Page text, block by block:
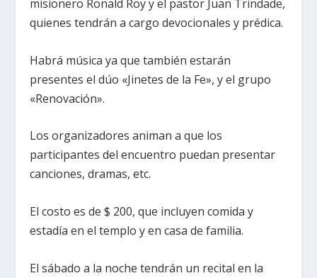
misionero Ronald Roy y el pastor Juan Trindade,
quienes tendrán a cargo devocionales y prédica.
Habrá música ya que también estarán
presentes el dúo «Jinetes de la Fe», y el grupo
«Renovación».
Los organizadores animan a que los
participantes del encuentro puedan presentar
canciones, dramas, etc.
El costo es de $ 200, que incluyen comida y
estadía en el templo y en casa de familia.
El sábado a la noche tendrán un recital en la